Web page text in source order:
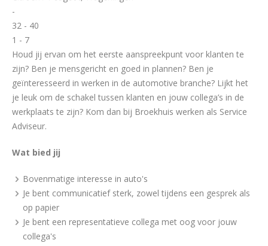
-
32 - 40
1 - 7
Houd jij ervan om het eerste aanspreekpunt voor klanten te
zijn? Ben je mensgericht en goed in plannen? Ben je
geïnteresseerd in werken in de automotive branche? Lijkt het
je leuk om de schakel tussen klanten en jouw collega’s in de
werkplaats te zijn? Kom dan bij Broekhuis werken als Service
Adviseur.
Wat bied jij
Bovenmatige interesse in auto's
Je bent communicatief sterk, zowel tijdens een gesprek als
op papier
Je bent een representatieve collega met oog voor jouw
collega's